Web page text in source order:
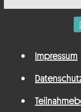
Impressum